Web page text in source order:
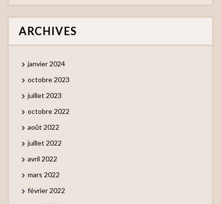
ARCHIVES
janvier 2024
octobre 2023
juillet 2023
octobre 2022
août 2022
juillet 2022
avril 2022
mars 2022
février 2022